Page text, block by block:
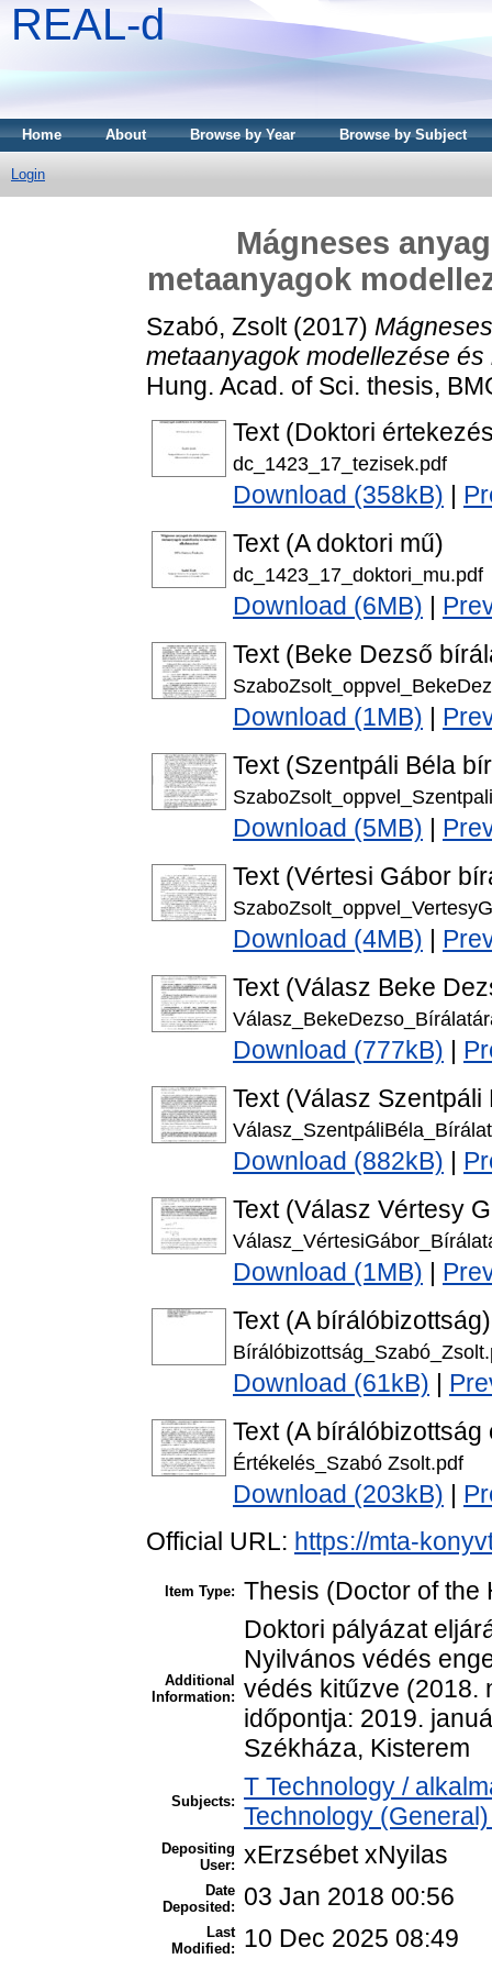
REAL-d
Home About Browse by Year Browse by Subject
Login
Mágneses
metaanyagok
Szabó, Zsolt(2017)
metaanyagok modellezése
Hung. Acad. of Sci. thesis,
Text (Doktori
dc_1423_17_tezisek.pdf
Download (358kB)
Text (A doktori mű)
dc_1423_17_doktori_mu.pdf
Download (6MB)
Text (Beke Dezső
Download (1MB)
Text (Szentpáli Béla
Download (5MB)
Text (Vértesi Gábor
Download (4MB)
Text (Válasz Beke
Download (777kB)
Text (Válasz
Download (882kB)
Text (Válasz Vértesy
Download (1MB)
Text (A bírálóbizottság)
Download (61kB)
Text (A
Értékelés_Szabó Zsolt.pdf
Download (203kB)
Official URL: https://mta-
Item Type: Thesis (Doctor of the
Additional
Information:
Doktori pályázat
Nyilvános védés
védés kitűzve (2018.
időpontja: 2019.
Székháza, Kisterem
Subjects:
T Technology /
Technology
Depositing
User: xErzsébet xNyilas
Date
Deposited:
03 Jan 2018 00:56
Last
Modified:
10 Dec 2025 08:49